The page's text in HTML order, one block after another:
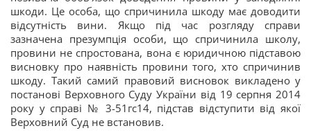
шкоди. Це особа, що спричинила шкоду має доводити
відсутність вини. Якщо під час розгляду справи
зазначена презумпція особи, що спричинила школу,
провини не спростована, вона є юридичною підставою
висновку про наявність провини того, хто спричинив
шкоду. Такий самий правовий висновок викладено у
постанові Верховного Суду України від 19 серпня 2014
року у справі № 3-51гс14, підстав відступити від якої
Верховний Суд не встановив.